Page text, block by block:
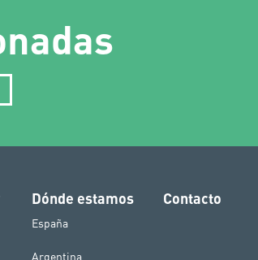
Dónde estamos
España
Argentina
Contacto